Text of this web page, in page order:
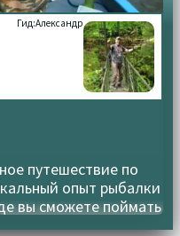
Гид:Александр
путешествие по
опыт рыбалки
вы сможете поймать